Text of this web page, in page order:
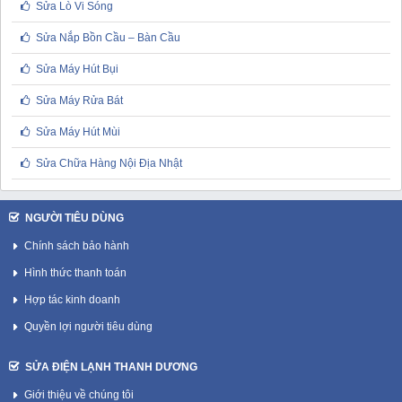
Sửa Lò Vi Sóng
Sửa Nắp Bồn Cầu – Bàn Cầu
Sửa Máy Hút Bụi
Sửa Máy Rửa Bát
Sửa Máy Hút Mùi
Sửa Chữa Hàng Nội Địa Nhật
NGƯỜI TIÊU DÙNG
Chính sách bảo hành
Hình thức thanh toán
Hợp tác kinh doanh
Quyền lợi người tiêu dùng
SỬA ĐIỆN LẠNH THANH DƯƠNG
Giới thiệu về chúng tôi